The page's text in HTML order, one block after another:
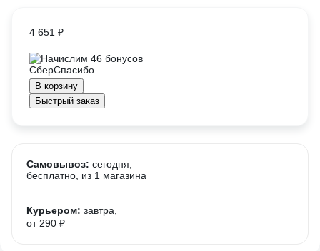
4 651 ₽
Начислим 46 бонусов
В корзину
Быстрый заказ
Самовывоз: сегодня,
бесплатно , из 1 магазина
Курьером: завтра,
от 290 ₽